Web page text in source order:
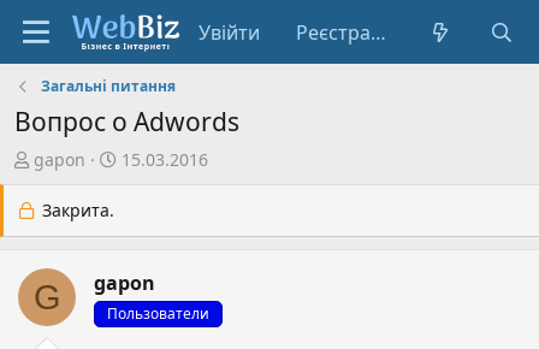
Увійти Реєстрація
Загальні питання
Вопрос о Adwords
А
т
о
т
е
gapon
Д
а
т
в
о
15.03.2016
Закрита.
G gapon
Пользователи